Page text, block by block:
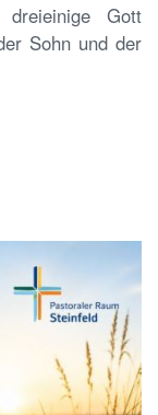
Gott
Sohn und der